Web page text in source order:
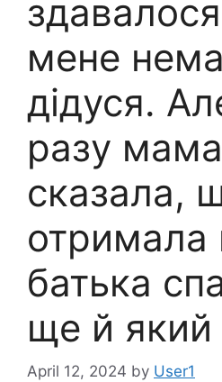
мене
дідуся.
разу мама
сказала,
отримала
батька
ще й який
April 12, 2024 by User1